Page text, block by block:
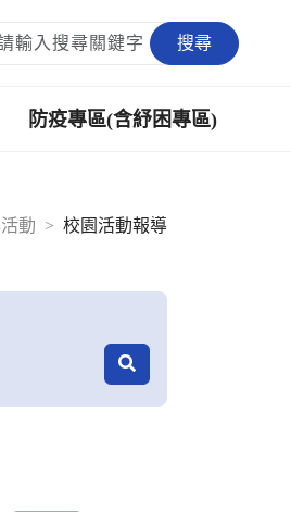
搜尋
防疫專區(含紓困專區)
動 校園活動報導